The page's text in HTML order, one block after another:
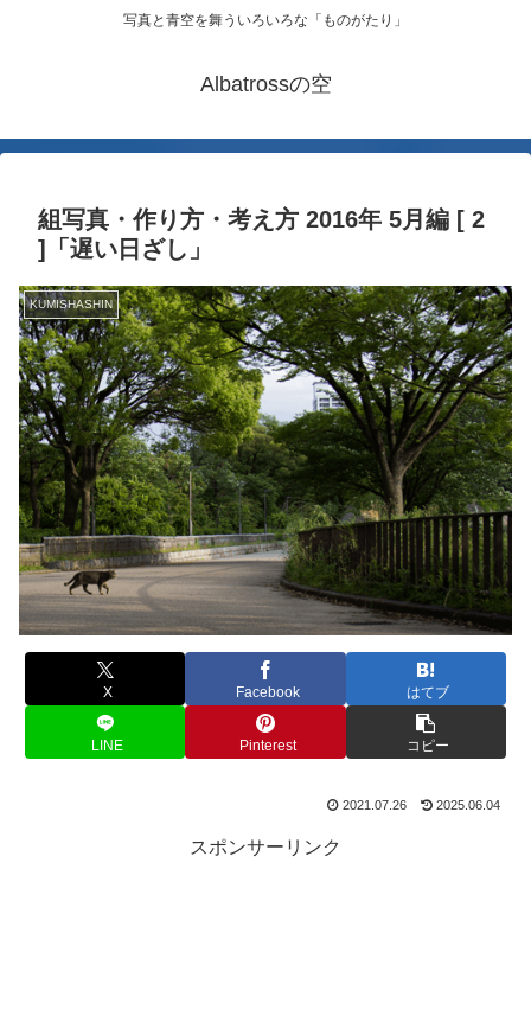
写真と青空を舞ういろいろな「ものがたり」
Albatrossの空
組写真・作り方・考え方 2016年 5月編 [ 2
]「遅い日ざし」
KUMISHASHIN
X Facebook はてブ
LINE Pinterest コピー
2021.07.26 2025.06.04
スポンサーリンク